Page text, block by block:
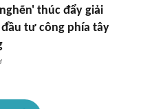
thúc đẩy giải
tư công phía tây